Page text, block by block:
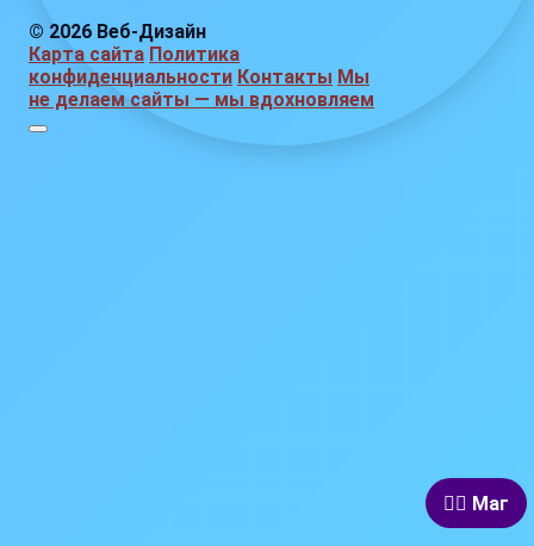
© 2026 Веб-Дизайн
Карта сайта Политика
конфиденциальности Контакты Мы
не делаем сайты — мы вдохновляем
🧙‍♂️ Маг